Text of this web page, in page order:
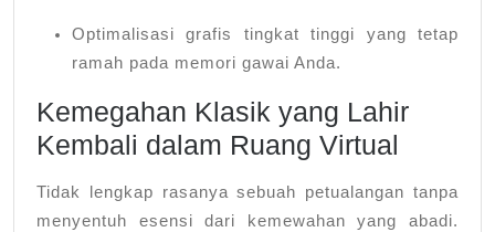
Optimalisasi grafis tingkat tinggi yang tetap
ramah pada memori gawai Anda.
Kemegahan Klasik yang Lahir
Kembali dalam Ruang Virtual
Tidak lengkap rasanya sebuah petualangan tanpa
menyentuh esensi dari kemewahan yang abadi.